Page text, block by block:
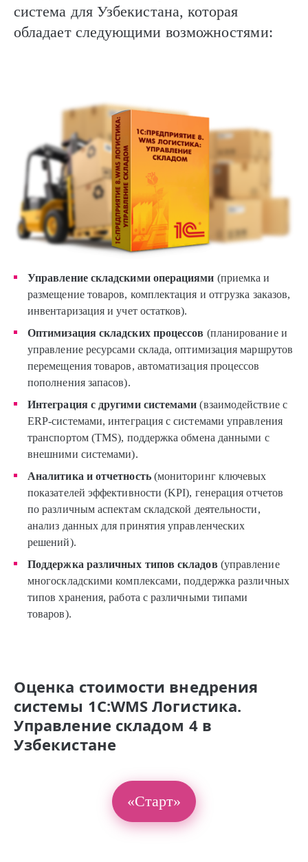
система для Узбекистана, которая
обладает следующими возможностями:
Управление складскими операциями (приемка и
размещение товаров, комплектация и отгрузка заказов,
инвентаризация и учет остатков).
Оптимизация складских процессов (планирование и
управление ресурсами склада, оптимизация маршрутов
перемещения товаров, автоматизация процессов
пополнения запасов).
Интеграция с другими системами (взаимодействие с
ERP-системами, интеграция с системами управления
транспортом (TMS), поддержка обмена данными с
внешними системами).
Аналитика и отчетность(мониторинг ключевых
показателей эффективности (KPI), генерация отчетов
по различным аспектам складской деятельности,
анализ данных для принятия управленческих
решений).
Поддержка различных типов складов (управление
многоскладскими комплексами, поддержка различных
типов хранения, работа с различными типами
товаров).
Оценка стоимости внедрения
системы 1С:WMS Логистика.
Управление складом 4 в
Узбекистане
«Старт»